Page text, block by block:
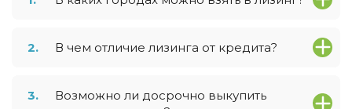
2. В чем отличие лизинга от кредита?
3.
Возможно ли досрочно выкупить